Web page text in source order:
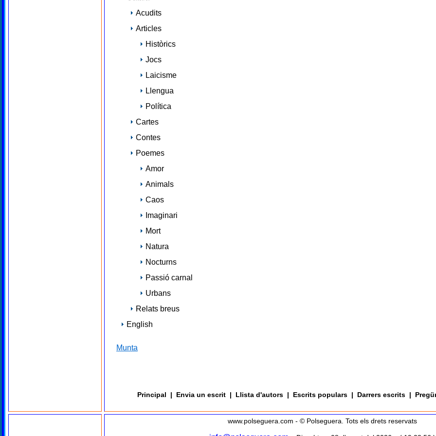
Acudits
Articles
Històrics
Jocs
Laicisme
Llengua
Política
Cartes
Contes
Poemes
Amor
Animals
Caos
Imaginari
Mort
Natura
Nocturns
Passió carnal
Urbans
Relats breus
English
Munta
Principal | Envia un escrit | Llista d'autors | Escrits populars | Darrers escrits |
www.polseguera.com - © Polseguera. Tots els drets reservats